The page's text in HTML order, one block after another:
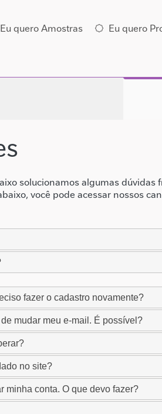
principal
Eu quero Amostras Eu quero
solucionamos algumas dúvidas
você pode acessar nossos
fazer o cadastro novamente?
mudar meu e-mail. É possível?
no site?
minha conta. O que devo fazer?